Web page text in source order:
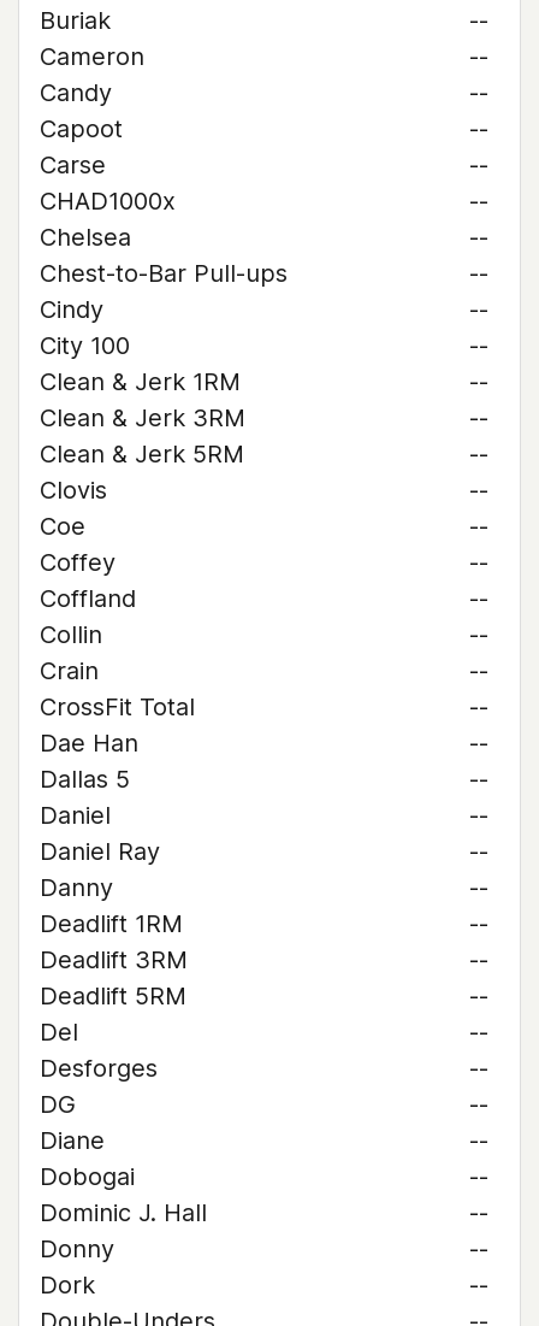
Buriak
--
Cameron
--
Candy
--
Capoot
--
Carse
--
CHAD1000x
--
Chelsea
--
Chest-to-Bar Pull-ups
--
Cindy
--
City 100
--
Clean & Jerk 1RM
--
Clean & Jerk 3RM
--
Clean & Jerk 5RM
--
Clovis
--
Coe
--
Coffey
--
Coffland
--
Collin
--
Crain
--
CrossFit Total
--
Dae Han
--
Dallas 5
--
Daniel
--
Daniel Ray
--
Danny
--
Deadlift 1RM
--
Deadlift 3RM
--
Deadlift 5RM
--
Del
--
Desforges
--
DG
--
Diane
--
Dobogai
--
Dominic J. Hall
--
Donny
--
Dork
--